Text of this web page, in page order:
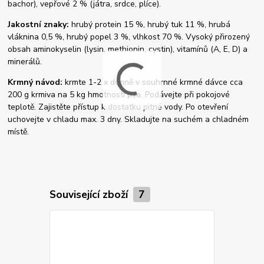
bachor), vepřové 2 % (játra, srdce, plíce).
Jakostní znaky:hrubý protein 15 %, hrubý tuk 11 %, hrubá
vláknina 0,5 %, hrubý popel 3 %, vlhkost 70 %. Vysoký přirozený
obsah aminokyselin (lysin, methionin, cystin), vitamínů (A, E, D) a
minerálů.
Krmný návod:krmte 1-2 x denně v souhrnné krmné dávce cca
200 g krmiva na 5 kg hmotnosti psa. Podávejte při pokojové
teplotě. Zajistěte přístup k dostatku pitné vody. Po otevření
uchovejte v chladu max. 3 dny. Skladujte na suchém a chladném
místě.
Související zboží 7